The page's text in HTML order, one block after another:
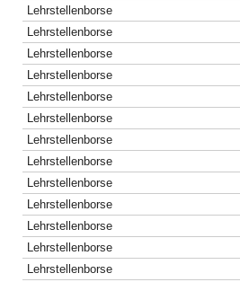
Lehrstellenborse
Lehrstellenborse
Lehrstellenborse
Lehrstellenborse
Lehrstellenborse
Lehrstellenborse
Lehrstellenborse
Lehrstellenborse
Lehrstellenborse
Lehrstellenborse
Lehrstellenborse
Lehrstellenborse
Lehrstellenborse